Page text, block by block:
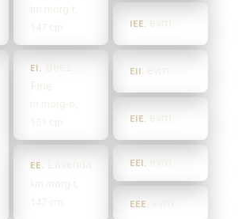
trn morg-t,
147 cm
IEE.
EI.
Fine
m morg-o,
151 cm
EII.
EIE.
EE.
km morg-t,
147 cm
EEI.
EEE.